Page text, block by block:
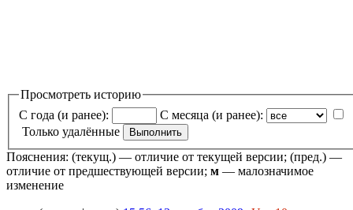
Просмотреть историю
С года (и ранее):
С месяца (и ранее):
Только удалённые
Пояснения: (текущ.) — отличие от текущей версии; (пред.) —
отличие от предшествующей версии; м — малозначимое
изменение